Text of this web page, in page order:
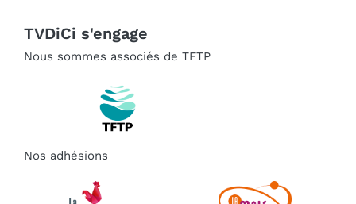
TVDiCi s'engage
Nous sommes associés de TFTP
Nos adhésions